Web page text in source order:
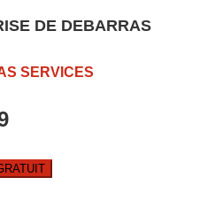
DE DEBARRAS
SERVICES